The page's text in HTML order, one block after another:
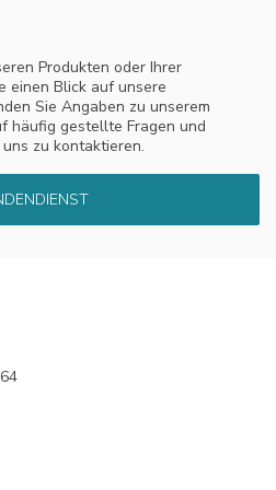
weiterer Medikamente ließen
die Entzündung sah weiterhin
zweimal täglich und das
Jetzt spüle ich dreimal wöchentlich
Hausmittel. Ich hoffe, Sie
diese Lösung kennen.
höherer Rabatt
Produkten oder Ihrer
einen Blick auf unsere
Sie Angaben zu unserem
häufig gestellte Fragen und
zu kontaktieren.